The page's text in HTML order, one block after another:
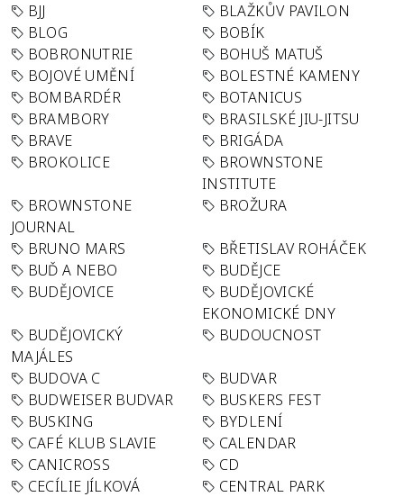
BJJ
BLAŽKŮV PAVILON
BLOG
BOBÍK
BOBRONUTRIE
BOHUŠ MATUŠ
BOJOVÉ UMĚNÍ
BOLESTNÉ KAMENY
BOMBARDÉR
BOTANICUS
BRAMBORY
BRASILSKÉ JIU-JITSU
BRAVE
BRIGÁDA
BROKOLICE
BROWNSTONE
INSTITUTE
BROWNSTONE
JOURNAL
BROŽURA
BRUNO MARS
BŘETISLAV ROHÁČEK
BUĎ A NEBO
BUDĚJCE
BUDĚJOVICE
BUDĚJOVICKÉ
EKONOMICKÉ DNY
BUDĚJOVICKÝ
MAJÁLES
BUDOUCNOST
BUDOVA C
BUDVAR
BUDWEISER BUDVAR
BUSKERS FEST
BUSKING
BYDLENÍ
CAFÉ KLUB SLAVIE
CALENDAR
CANICROSS
CD
CECÍLIE JÍLKOVÁ
CENTRAL PARK